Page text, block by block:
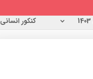
کنکور انسانی 1403